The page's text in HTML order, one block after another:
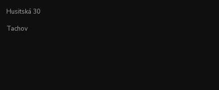
Husitská 30
Tachov